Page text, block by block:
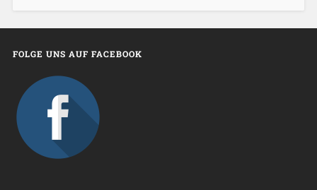
FOLGE UNS AUF FACEBOOK